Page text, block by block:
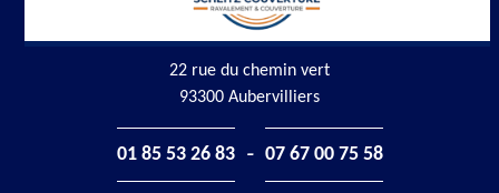
22 rue du chemin vert
93300 Aubervilliers
01 85 53 26 83 - 07 67 00 75 58